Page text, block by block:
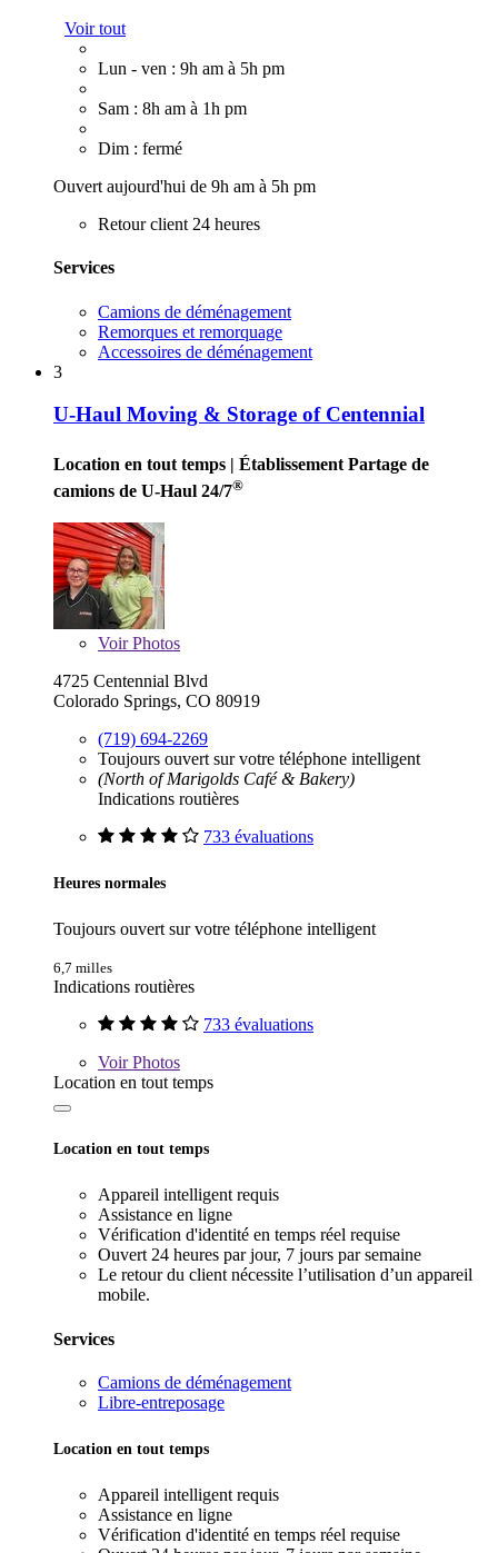
Voir tout
Lun - ven : 9h am à 5h pm
Sam : 8h am à 1h pm
Dim : fermé
Ouvert aujourd'hui de 9h am à 5h pm
Retour client 24 heures
Services
Camions de déménagement
Remorques et remorquage
Accessoires de déménagement
3
U-Haul Moving & Storage of Centennial
Location en tout temps | Établissement Partage de
camions de U-Haul 24/7®
VoirPhotos
4725 Centennial Blvd
Colorado Springs, CO 80919
(719) 694-2269
Toujours ouvert sur votre téléphone intelligent
(North of Marigolds Café & Bakery)
Indications routières
733 évaluations
Heures normales
Toujours ouvert sur votre téléphone intelligent
6,7 milles
Indications routières
733 évaluations
VoirPhotos
Location en tout temps
Location en tout temps
Appareil intelligent requis
Assistance en ligne
Vérification d'identité en temps réel requise
Ouvert 24 heures par jour, 7 jours par semaine
Le retour du client nécessite l’utilisation d’un appareil
mobile.
Services
Camions de déménagement
Libre-entreposage
Location en tout temps
Appareil intelligent requis
Assistance en ligne
Vérification d'identité en temps réel requise